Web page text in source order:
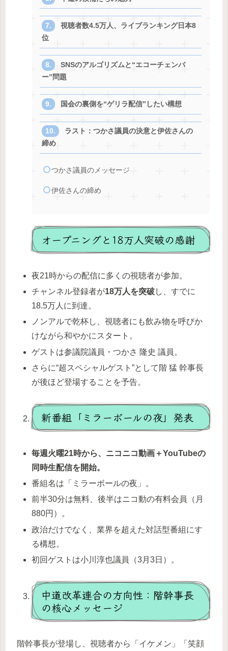
視聴者数4.5万人、ライブランキング日本8
位
SNSのアルゴリズムと“エコーチェンバ
ー”問題
国会の裏側を“ゲリラ配信”したい構想
ラスト：つかさ議員の決意と伊佐さんの
締め
つかさ議員のメッセージ
伊佐さんの締め
オープニングと18万人突破の感謝
夜21時からの配信に多くの視聴者が参加。
チャンネル登録者が18万人を突破し、すでに
18.5万人に到達。
ノンアルで乾杯し、視聴者にも飲み物を呼びか
けながら和やかにスタート。
ゲストは参議院議員・つかさ 隆史 議員。
さらに“超スペシャルゲスト”として階 猛 幹事長
が後ほど登場することを予告。
新番組「ミラーボールの夜」発表
毎週火曜21時から、ニコニコ動画＋YouTubeの
同時生配信を開始。
番組名は「ミラーボールの夜」。
前半30分は無料、後半はニコ動の有料会員（月
880円）。
政治だけでなく、業界を超えた対話型番組にす
る構想。
初回ゲストは小川淳也議員（3月3日）。
中道改革連合の方向性：階幹事長
の核心メッセージ
階幹事長が登場し、視聴者から「イケメン」「笑顔